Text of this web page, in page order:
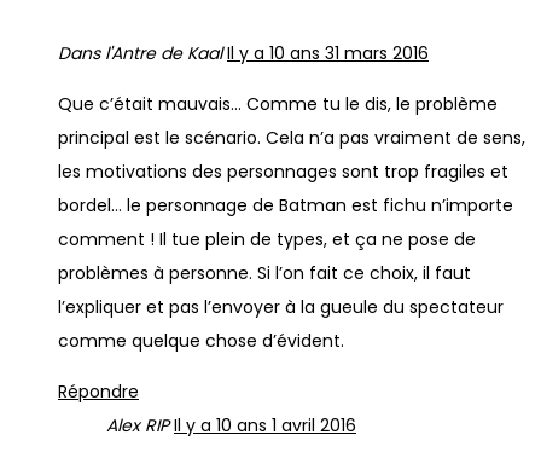
Dans l'Antre de Kaal Il y a 10 ans 31 mars 2016
Que c’était mauvais… Comme tu le dis, le problème
principal est le scénario. Cela n’a pas vraiment de sens,
les motivations des personnages sont trop fragiles et
bordel… le personnage de Batman est fichu n’importe
comment ! Il tue plein de types, et ça ne pose de
problèmes à personne. Si l’on fait ce choix, il faut
l’expliquer et pas l’envoyer à la gueule du spectateur
comme quelque chose d’évident.
Répondre
Alex RIP Il y a 10 ans 1 avril 2016